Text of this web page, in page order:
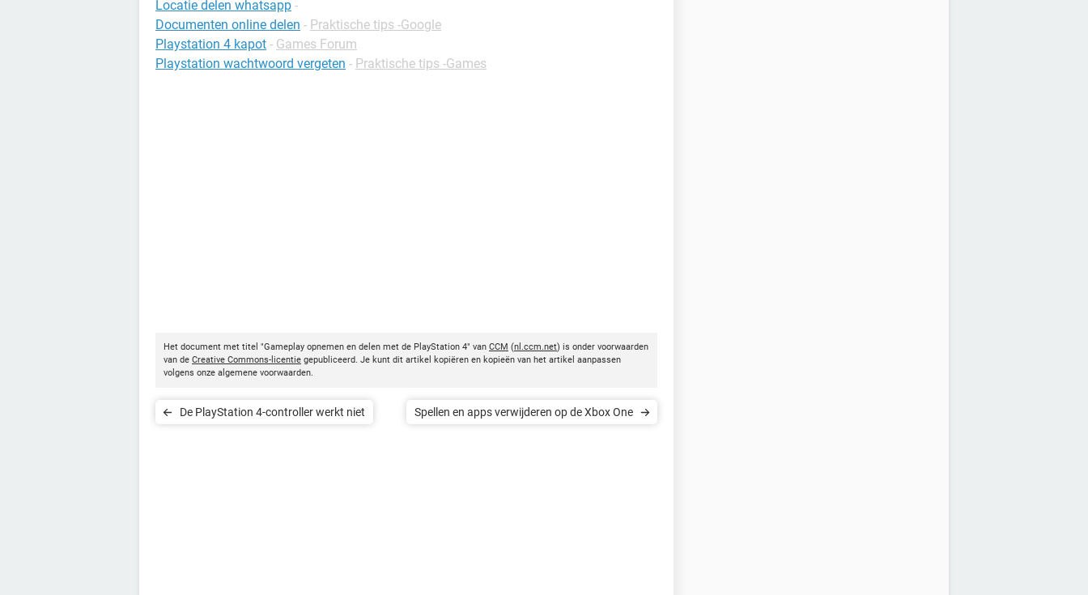
Locatie delen whatsapp -
Documenten online delen - Praktische tips -Google
Playstation 4 kapot - Games Forum
Playstation wachtwoord vergeten - Praktische tips -Games
Het document met titel "Gameplay opnemen en delen met de PlayStation 4" van CCM (nl.ccm.net) is onder voorwaarden
van de Creative Commons-licentie gepubliceerd. Je kunt dit artikel kopiëren en kopieën van het artikel aanpassen
volgens onze algemene voorwaarden.
De PlayStation 4-controller werkt niet Spellen en apps verwijderen op de Xbox One